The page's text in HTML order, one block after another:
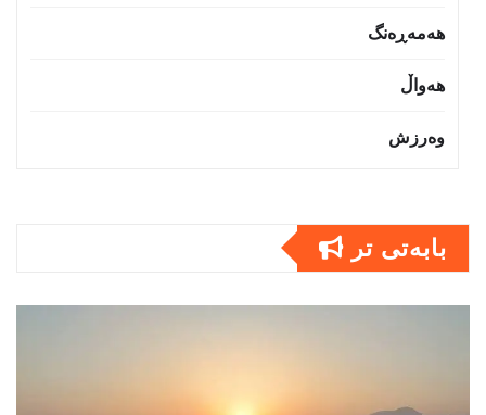
هەمەڕەنگ
هەواڵ
وەرزش
بابەتى تر